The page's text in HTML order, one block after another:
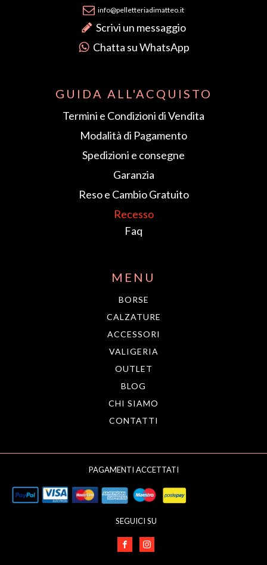
info@pelletteriadimatteo.it
Scrivi un messaggio
Chatta su WhatsApp
GUIDA ALL'ACQUISTO
Termini e Condizioni di Vendita
Modalità di Pagamento
Spedizioni e consegne
Garanzia
Reso e Cambio Gratuito
Recesso
Faq
MENU
BORSE
CALZATURE
ACCESSORI
VALIGERIA
OUTLET
BLOG
CHI SIAMO
CONTATTI
PAGAMENTI ACCETTATI
SEGUICI SU